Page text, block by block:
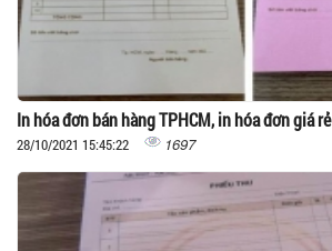
In hóa đơn bán hàng TPHCM, in hóa đơn giá rẻ
28/10/2021 15:45:22 1697